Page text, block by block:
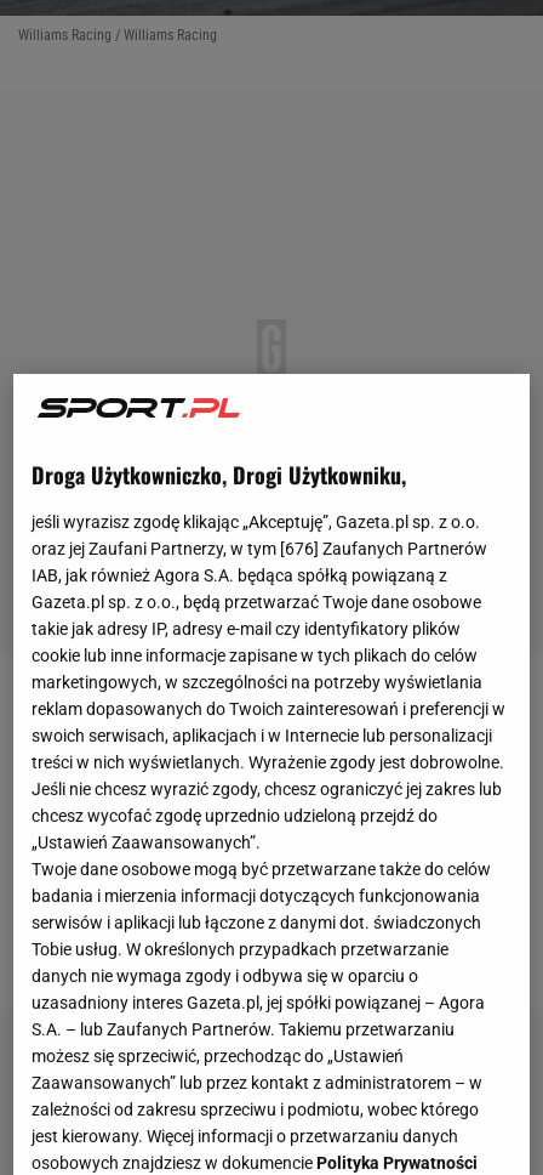
Williams Racing / Williams Racing
Zobacz wideo
Robert Kubicaprzejechał 90 okrążeń, ale dużą część
popołudniowych zajęć spędził w garażu. Gdy pojawił
się na torze, nie wykonywał dłuższych przejazdów,
ale koncentrował się na trenowaniu pit stopów oraz
startów. Dyrektor techniczny zespołu – Paddy Lowe,
tłumaczył dlaczego tak się stało.
Droga Użytkowniczko, Drogi Użytkowniku,
jeśli wyrazisz zgodę klikając „Akceptuję”, Gazeta.pl sp. z o.o.
oraz jej Zaufani Partnerzy, w tym [676] Zaufanych Partnerów
IAB, jak również Agora S.A. będąca spółką powiązaną z
Gazeta.pl sp. z o.o., będą przetwarzać Twoje dane osobowe
takie jak adresy IP, adresy e-mail czy identyfikatory plików
cookie lub inne informacje zapisane w tych plikach do celów
marketingowych, w szczególności na potrzeby wyświetlania
reklam dopasowanych do Twoich zainteresowań i preferencji w
swoich serwisach, aplikacjach i w Internecie lub personalizacji
treści w nich wyświetlanych. Wyrażenie zgody jest dobrowolne.
Jeśli nie chcesz wyrazić zgody, chcesz ograniczyć jej zakres lub
chcesz wycofać zgodę uprzednio udzieloną przejdź do
„Ustawień Zaawansowanych”.
Twoje dane osobowe mogą być przetwarzane także do celów
badania i mierzenia informacji dotyczących funkcjonowania
serwisów i aplikacji lub łączone z danymi dot. świadczonych
Tobie usług. W określonych przypadkach przetwarzanie
danych nie wymaga zgody i odbywa się w oparciu o
uzasadniony interes Gazeta.pl, jej spółki powiązanej – Agora
S.A. – lub Zaufanych Partnerów. Takiemu przetwarzaniu
możesz się sprzeciwić, przechodząc do „Ustawień
Zaawansowanych” lub przez kontakt z administratorem – w
zależności od zakresu sprzeciwu i podmiotu, wobec którego
jest kierowany. Więcej informacji o przetwarzaniu danych
osobowych znajdziesz w dokumenciePolityka Prywatności